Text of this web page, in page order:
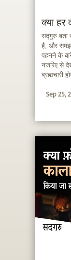
क्या हर
सद्गुरु बता
है, और
पहनने के
नजरिए से
ब्रह्मचारी
Sep 25,